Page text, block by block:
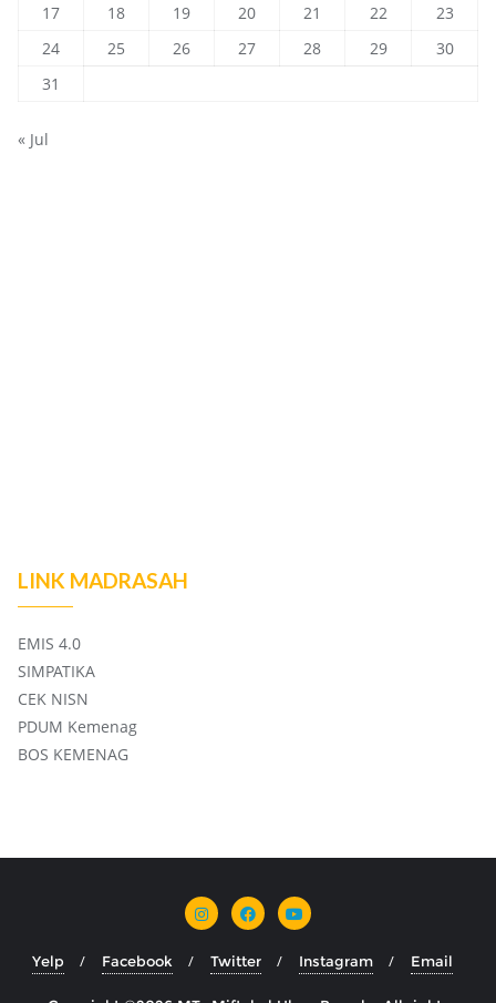
17
18 19 20 21 22
23
24
25 26 27 28 29
30
31
« Jul
LINK MADRASAH
EMIS 4.0
SIMPATIKA
CEK NISN
PDUM Kemenag
BOS KEMENAG
Yelp Facebook Twitter Instagram Email